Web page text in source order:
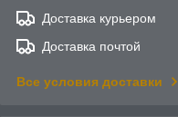
Доставка курьером
Доставка почтой
Все условия доставки